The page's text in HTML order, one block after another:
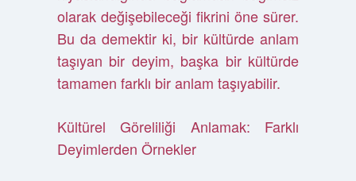
olarak değişebileceği fikrini öne sürer.
Bu da demektir ki, bir kültürde anlam
taşıyan bir deyim, başka bir kültürde
tamamen farklı bir anlam taşıyabilir.
Kültürel Göreliliği Anlamak: Farklı
Deyimlerden Örnekler